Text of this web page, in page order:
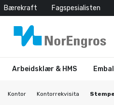
Bærekraft Fagspesialisten
Arbeidsklær & HMS
Kontor Kontorrekvisita